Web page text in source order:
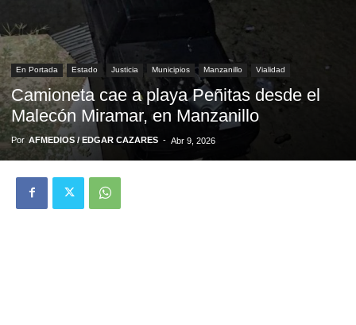
En Portada Estado Justicia Municipios Manzanillo Vialidad
Camioneta cae a playa Peñitas desde el
Malecón Miramar, en Manzanillo
Por AFMEDIOS / EDGAR CAZARES - Abr 9, 2026